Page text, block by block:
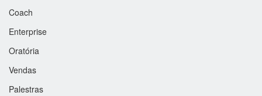
Coach
Enterprise
Oratória
Vendas
Palestras